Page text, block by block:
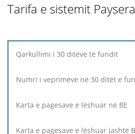
Tarifa e sistemit Paysera
Qarkullimi
ditëve
fundit
Numri